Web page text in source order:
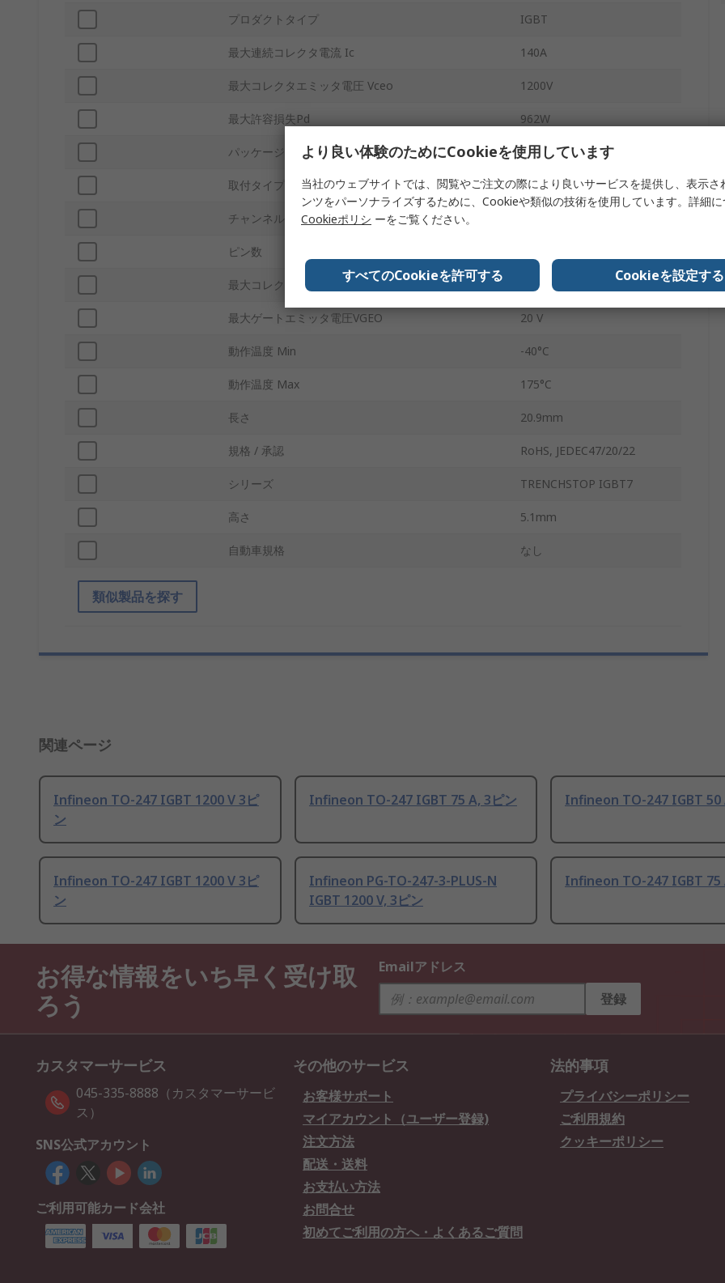
プロダクトタイプ IGBT
最大連続コレクタ電流 Ic 140A
最大コレクタエミッタ電圧 Vceo 1200V
最大許容損失Pd 962W
パッケージ型式 TO-247
取付タイプ スルーホール
チャンネルタイプ
ピン数
最大コレクタ・エミッタ飽和電圧 VceSAT 2.15V
最大ゲートエミッタ電圧VGEO 20 V
動作温度 Min -40°C
動作温度 Max 175°C
長さ 20.9mm
規格 / 承認 RoHS, JEDEC47/20/22
シリーズ TRENCHSTOP IGBT7
高さ 5.1mm
自動車規格 なし
類似製品を探す
関連ページ
Infineon TO-247 IGBT 1200 V 3ピ
ン
Infineon TO-247 IGBT 75 A, 3ピン Infineon TO-247 IGBT 50
Infineon TO-247 IGBT 1200 V 3ピ
ン
Infineon PG-TO-247-3-PLUS-N
IGBT 1200 V, 3ピン
Infineon TO-247 IGBT 75
お得な情報をいち早く受け取
ろう
Emailアドレス
登録
カスタマーサービス
045-335-8888（カスタマーサービ
ス）
SNS公式アカウント
ご利用可能カード会社
その他のサービス
お客様サポート
マイアカウント（ユーザー登録)
注文方法
配送・送料
お支払い方法
お問合せ
初めてご利用の方へ・よくあるご質問
法的事項
プライバシーポリシー
ご利用規約
クッキーポリシー
より良い体験のためにCookieを使用しています
当社のウェブサイトでは、閲覧やご注文の際により良いサービスを提供し、表示さ
ンツをパーソナライズするために、Cookieや類似の技術を使用しています。詳細に
Cookieポリシ ーをご覧ください。
すべてのCookieを許可する Cookieを設定する